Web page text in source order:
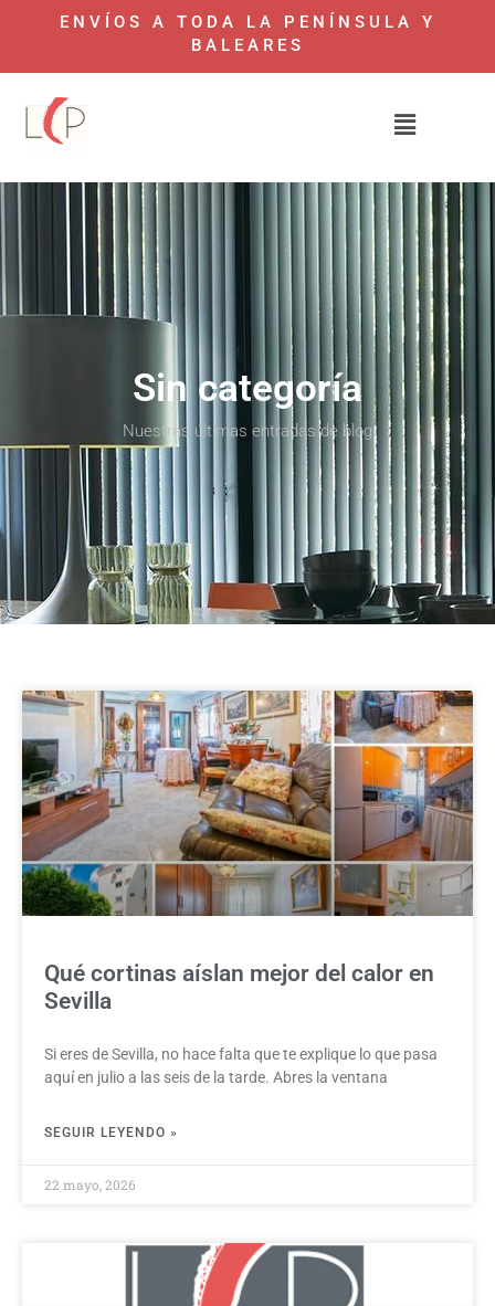
ENVÍOS A TODA LA PENÍNSULA Y
BALEARES
Sin categoría
Nuestras últimas entradas de blog
Qué cortinas aíslan mejor del calor en
Sevilla
Si eres de Sevilla, no hace falta que te explique lo que pasa
aquí en julio a las seis de la tarde. Abres la ventana
SEGUIR LEYENDO »
22 mayo, 2026